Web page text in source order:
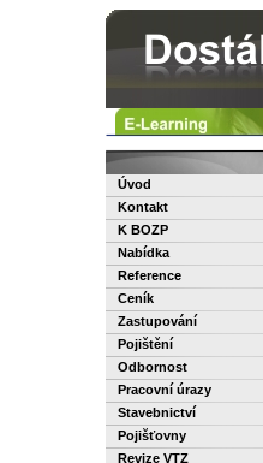
Úvod
Kontakt
K BOZP
Nabídka
Reference
Ceník
Zastupování
Pojištění
Odbornost
Pracovní úrazy
Stavebnictví
Pojišťovny
Revize VTZ